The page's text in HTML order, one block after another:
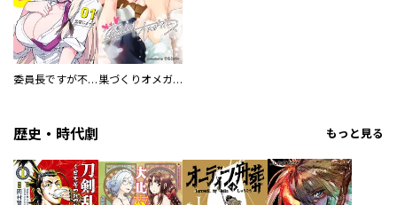
委員長ですが不良になるほど恋してます！ 巣づくりオメガバース
歴史・時代劇 もっと見る